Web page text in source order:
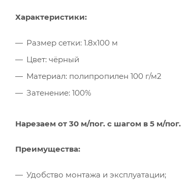
Характеристики:
Размер сетки: 1.8х100 м
Цвет: чёрный
Материал: полипропилен 100 г/м2
Затенение: 100%
Нарезаем от 30 м/пог. с шагом в 5 м/пог.
Преимущества:
Удобство монтажа и эксплуатации;